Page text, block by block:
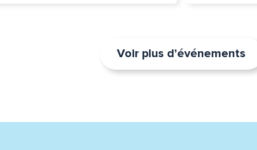
Voir plus d’événements